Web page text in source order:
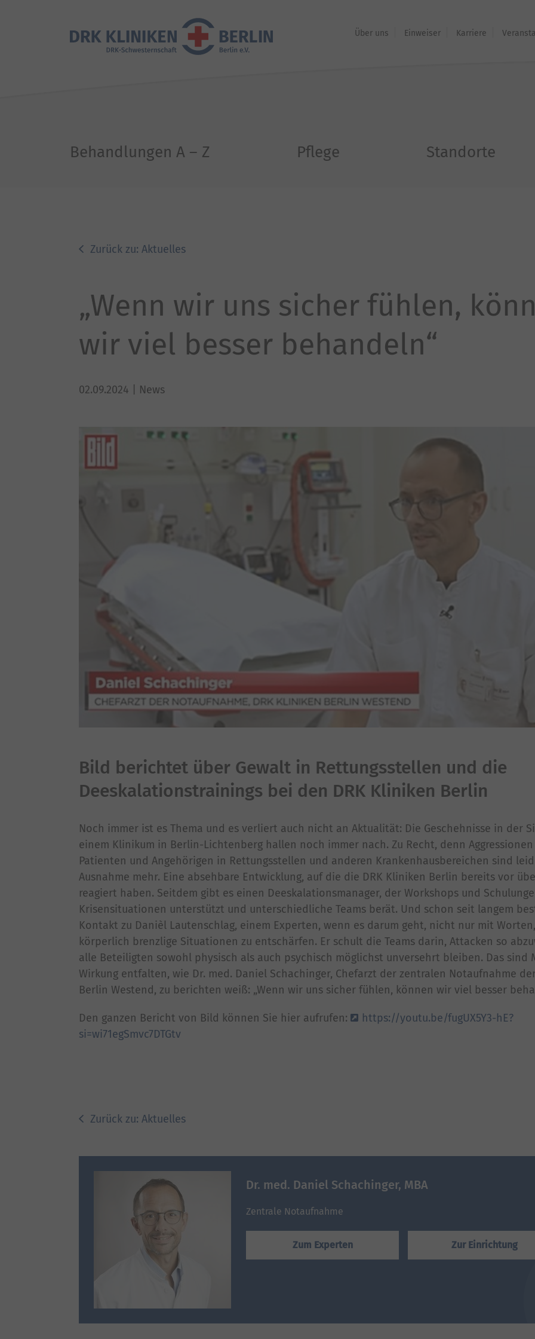
Über uns Einweiser Karriere
Behandlungen A – Z Pflege Standorte
Zurück zu: Aktuelles
„Wenn wir uns sicher fühlen,
wir viel besser behandeln“
02.09.2024 | News
Bild berichtet über Gewalt in Rettungsstellen und die
Deeskalationstrainings bei den DRK Kliniken Berlin
Noch immer ist es Thema und es verliert auch nicht an Aktualität: Die Geschehnisse in der
einem Klinikum in Berlin-Lichtenberg hallen noch immer nach. Zu Recht, denn
Patienten und Angehörigen in Rettungsstellen und anderen Krankenhausbereichen sind
Ausnahme mehr. Eine absehbare Entwicklung, auf die die DRK Kliniken Berlin bereits vor
reagiert haben. Seitdem gibt es einen Deeskalationsmanager, der Workshops und
Krisensituationen unterstützt und unterschiedliche Teams berät. Und schon seit langem
Kontakt zu Danièl Lautenschlag, einem Experten, wenn es darum geht, nicht nur mit
körperlich brenzlige Situationen zu entschärfen. Er schult die Teams darin, Attacken so
alle Beteiligten sowohl physisch als auch psychisch möglichst unversehrt bleiben. Das sind
Wirkung entfalten, wie Dr. med. Daniel Schachinger, Chefarzt der zentralen Notaufnahme
Berlin Westend, zu berichten weiß: „Wenn wir uns sicher fühlen, können wir viel besser
Den ganzen Bericht von Bild können Sie hier aufrufen:
https://youtu.be/fugUX5Y3-hE?
si=wi71egSmvc7DTGtv
Zurück zu: Aktuelles
Dr. med. Daniel Schachinger, MBA
Zentrale Notaufnahme
Zum Experten Zur Einrichtung